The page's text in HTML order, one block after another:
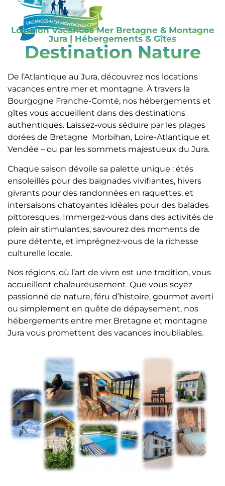
Location Vacances Mer Bretagne & Montagne
Jura | Hébergements & Gîtes
Destination Nature
De l’Atlantique au Jura, découvrez nos locations
vacances entre mer et montagne. À travers la
Bourgogne Franche-Comté, nos hébergements et
gîtes vous accueillent dans des destinations
authentiques. Laissez-vous séduire par les plages
dorées de Bretagne Morbihan, Loire-Atlantique et
Vendée – ou par les sommets majestueux du Jura.
Chaque saison dévoile sa palette unique : étés
ensoleillés pour des baignades vivifiantes, hivers
givrants pour des randonnées en raquettes, et
intersaisons chatoyantes idéales pour des balades
pittoresques. Immergez-vous dans des activités de
plein air stimulantes, savourez des moments de
pure détente, et imprégnez-vous de la richesse
culturelle locale.
Nos régions, où l’art de vivre est une tradition, vous
accueillent chaleureusement. Que vous soyez
passionné de nature, féru d’histoire, gourmet averti
ou simplement en quête de dépaysement, nos
hébergements entre mer Bretagne et montagne
Jura vous promettent des vacances inoubliables.